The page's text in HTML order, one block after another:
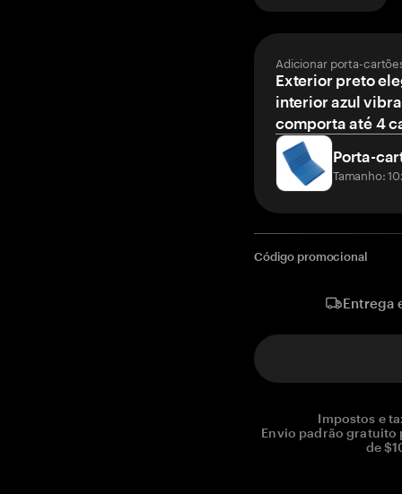
Adicionar porta-
Exterior preto
interior azul
comporta até 4
Porta-
Tamanho:
Código promocional
Entrega
Impostos e
Envio padrão gratuito
de